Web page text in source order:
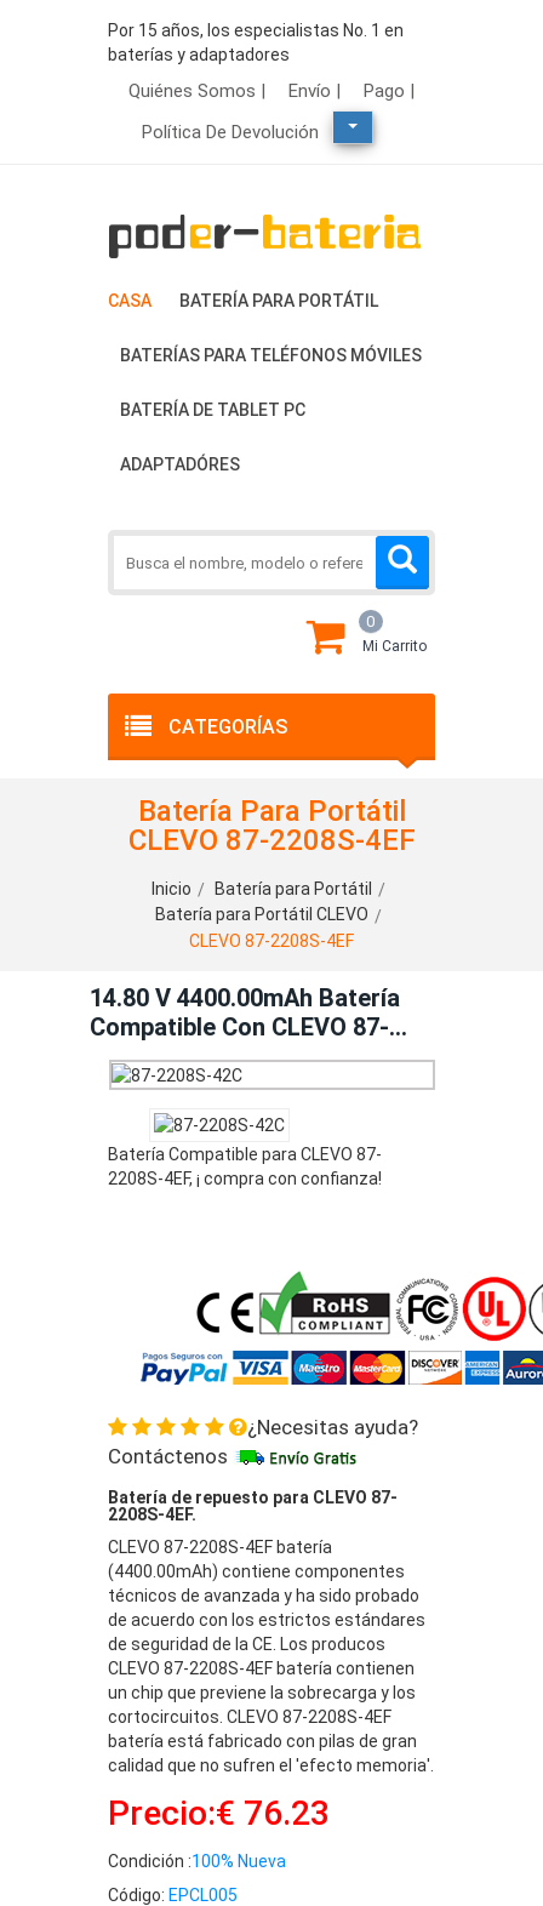
Por 15 años, los especialistas No. 1 en
baterías y adaptadores
Quiénes Somos | Envío |
Pago |
Política De Devolución
CASA BATERÍA PARA PORTÁTIL
BATERÍAS PARA TELÉFONOS MÓVILES
BATERÍA DE TABLET PC
ADAPTADÓRES
CATEGORÍAS
0
Mi Carrito
Batería Para Portátil
CLEVO 87-2208S-4EF
Inicio
Batería para Portátil
Batería para Portátil CLEVO
CLEVO 87-2208S-4EF
14.80 V 4400.00mAh Batería
Compatible Con CLEVO 87-
2208S-4EF
Batería Compatible para CLEVO 87-
2208S-4EF, ¡ compra con confianza!
¿Necesitas ayuda?
Contáctenos
Batería de repuesto para CLEVO 87-
2208S-4EF.
CLEVO 87-2208S-4EF batería
(4400.00mAh) contiene componentes
técnicos de avanzada y ha sido probado
de acuerdo con los estrictos estándares
de seguridad de la CE. Los producos
CLEVO 87-2208S-4EF batería contienen
un chip que previene la sobrecarga y los
cortocircuitos. CLEVO 87-2208S-4EF
batería está fabricado con pilas de gran
calidad que no sufren el 'efecto memoria'.
Precio:€ 76.23
Condición :100% Nueva
Código: EPCL005